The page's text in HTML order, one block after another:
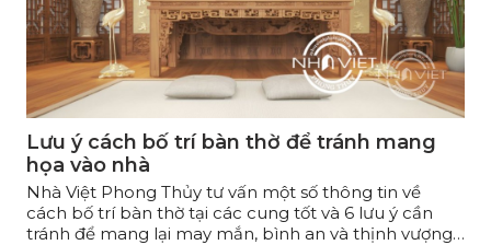
Lưu ý cách bố trí bàn thờ để tránh mang
họa vào nhà
Nhà Việt Phong Thủy tư vấn một số thông tin về
cách bố trí bàn thờ tại các cung tốt và 6 lưu ý cần
tránh để mang lại may mắn, bình an và thịnh vượng